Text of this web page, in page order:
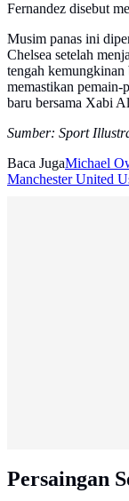
Fernandez disebut
Musim panas ini
Chelsea setelah
tengah kemungkinan
memastikan
baru bersama Xabi
Sumber: Sport
Baca JugaMichael
Manchester United
Persaingan